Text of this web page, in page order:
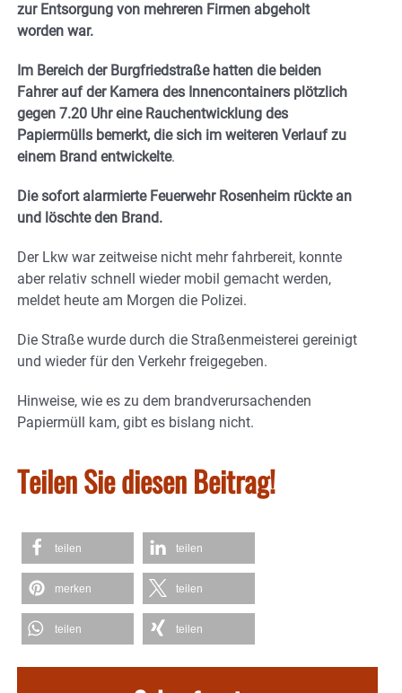
zur Entsorgung von mehreren Firmen abgeholt
worden war.
Im Bereich der Burgfriedstraße hatten die beiden
Fahrer auf der Kamera des Innencontainers plötzlich
gegen 7.20 Uhr eine Rauchentwicklung des
Papiermülls bemerkt, die sich im weiteren Verlauf zu
einem Brand entwickelte.
Die sofort alarmierte Feuerwehr Rosenheim rückte an
und löschte den Brand.
Der Lkw war zeitweise nicht mehr fahrbereit, konnte
aber relativ schnell wieder mobil gemacht werden,
meldet heute am Morgen die Polizei.
Die Straße wurde durch die Straßenmeisterei gereinigt
und wieder für den Verkehr freigegeben.
Hinweise, wie es zu dem brandverursachenden
Papiermüll kam, gibt es bislang nicht.
Teilen Sie diesen Beitrag!
teilen teilen
merken teilen
teilen teilen